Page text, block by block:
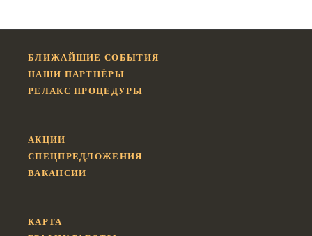
БЛИЖАЙШИЕ СОБЫТИЯ
НАШИ ПАРТНЁРЫ
РЕЛАКС ПРОЦЕДУРЫ
АКЦИИ
СПЕЦПРЕДЛОЖЕНИЯ
ВАКАНСИИ
КАРТА